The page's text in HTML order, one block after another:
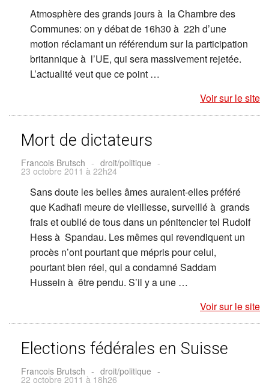
Atmosphère des grands jours à la Chambre des
Communes: on y débat de 16h30 à 22h d’une
motion réclamant un référendum sur la participation
britannique à l’UE, qui sera massivement rejetée.
L’actualité veut que ce point …
Voir sur le site
Mort de dictateurs
Francois Brutsch - droit/politique -
23 octobre 2011 à 22h24
Sans doute les belles âmes auraient-elles préféré
que Kadhafi meure de vieillesse, surveillé à grands
frais et oublié de tous dans un pénitencier tel Rudolf
Hess à Spandau. Les mêmes qui revendiquent un
procès n’ont pourtant que mépris pour celui,
pourtant bien réel, qui a condamné Saddam
Hussein à être pendu. S’il y a une …
Voir sur le site
Elections fédérales en Suisse
Francois Brutsch - droit/politique -
22 octobre 2011 à 18h26